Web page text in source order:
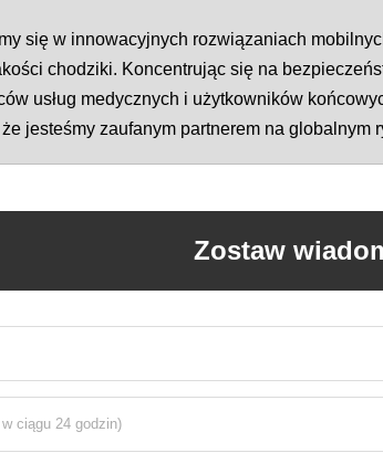
się w innowacyjnych rozwiązaniach
chodziki. Koncentrując się na
usług medycznych i użytkowników
jesteśmy zaufanym partnerem na globalnym
Zostaw